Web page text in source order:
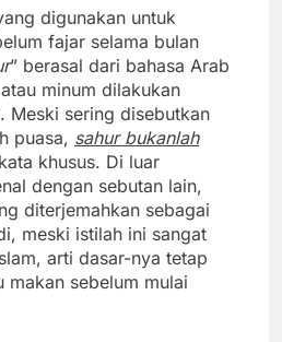
digunakan untuk
fajar selama bulan
” berasal dari bahasa Arab
minum dilakukan
Meski sering disebutkan
puasa, sahur bukanlah
khusus. Di luar
dengan sebutan lain,
diterjemahkan sebagai
meski istilah ini sangat
arti dasar-nya tetap
makan sebelum mulai